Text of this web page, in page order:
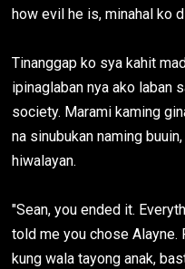
how evil he is, minahal ko
Tinanggap ko sya kahit
ipinaglaban nya ako laban
society. Marami kaming
na sinubukan naming
hiwalayan.
"Sean, you ended it.
told me you chose Alayne.
kung wala tayong anak,